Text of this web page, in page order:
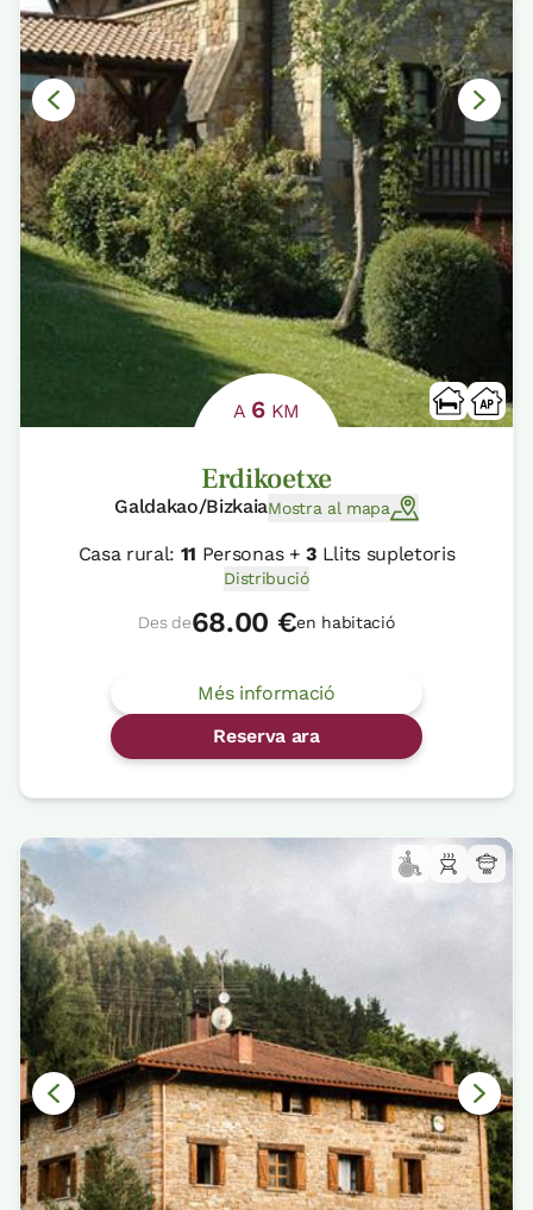
A 6 KM
Erdikoetxe
Galdakao/BizkaiaMostra al mapa
Casa rural: 11 Personas +3Llits supletoris
Distribució
Des de68.00 €en habitació
Més informació
Reserva ara